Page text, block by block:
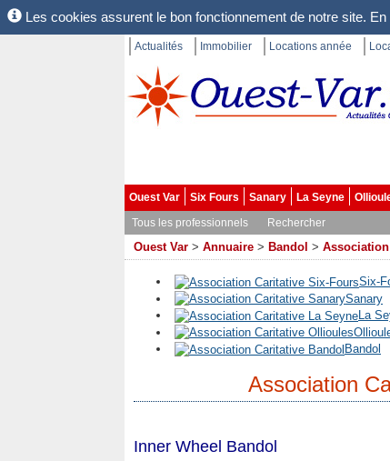
Les cookies assurent le bon fonctionnement de notre site.
Actualités Immobilier Locations année
Ouest Var Six Fours Sanary La Seyne
Tous les professionnels
Rechercher
Ouest Var > Annuaire > Bandol > Association
Six-
Sanary
La
Bandol
Association
Inner Wheel Bandol